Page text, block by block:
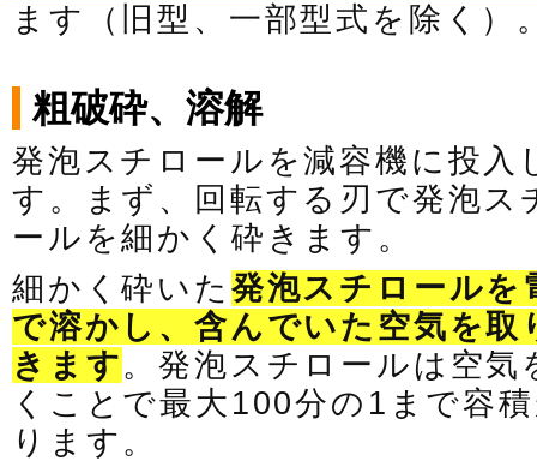
ます（旧型、一部型式を除く）
粗破砕、溶解
発泡スチロールを減容機に投入
す。まず、回転する刃で発泡ス
ールを細かく砕きます。
細かく砕いた 発泡スチロールを
で溶かし、含んでいた空気を取
きます。発泡スチロールは空気
くことで最大100分の1まで容
ります。